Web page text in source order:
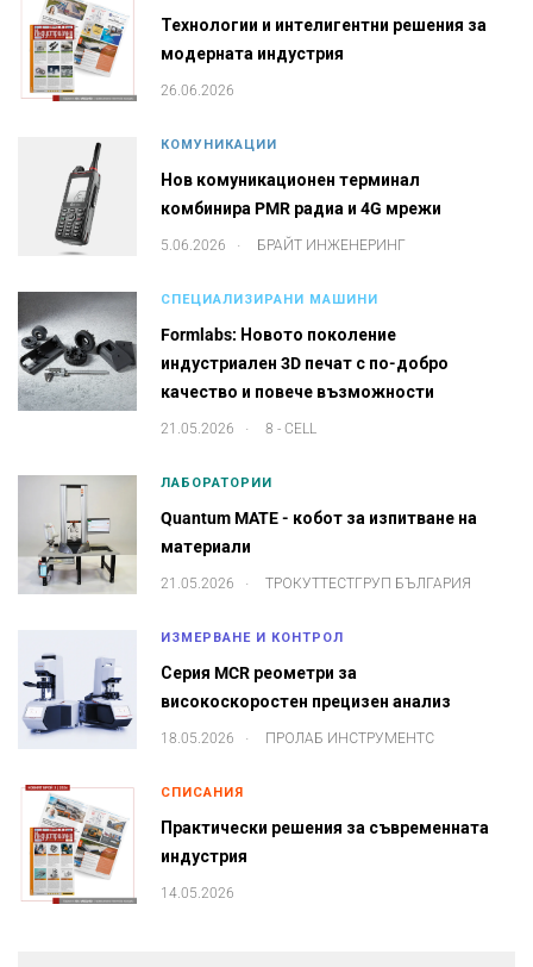
Технологии и интелигентни решения за
модерната индустрия
26.06.2026
КОМУНИКАЦИИ
Нов комуникационен терминал
комбинира PMR радиа и 4G мрежи
5.06.2026 . БРАЙТ ИНЖЕНЕРИНГ
СПЕЦИАЛИЗИРАНИ МАШИНИ
Formlabs: Новото поколение
индустриален 3D печат с по-добро
качество и повече възможности
21.05.2026 . 8 - CELL
ЛАБОРАТОРИИ
Quantum MATE - кобот за изпитване на
материали
21.05.2026 . ТРОКУТТЕСТГРУП БЪЛГАРИЯ
ИЗМЕРВАНЕ И КОНТРОЛ
Серия MCR реометри за
високоскоростен прецизен анализ
18.05.2026 . ПРОЛАБ ИНСТРУМЕНТС
СПИСАНИЯ
Практически решения за съвременната
индустрия
14.05.2026